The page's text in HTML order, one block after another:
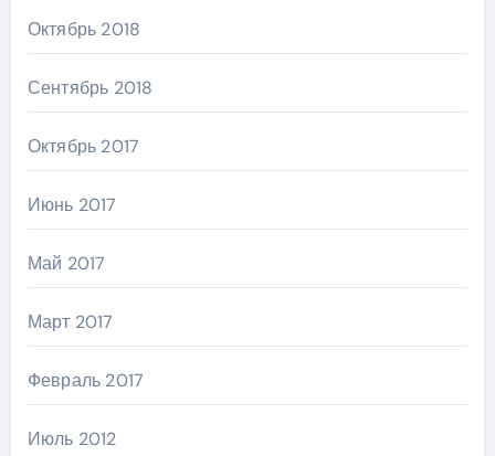
Октябрь 2018
Сентябрь 2018
Октябрь 2017
Июнь 2017
Май 2017
Март 2017
Февраль 2017
Июль 2012